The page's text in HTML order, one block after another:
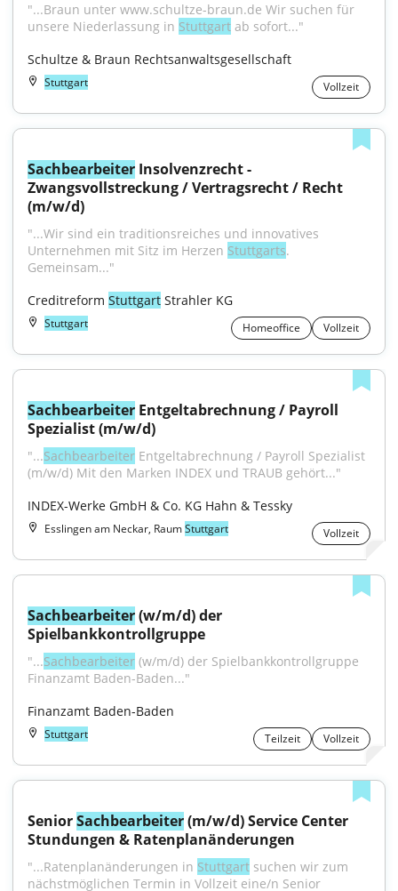
"...Braun unter www.schultze-braun.de Wir suchen für
unsere Niederlassung in Stuttgart ab sofort..."
Schultze & Braun Rechtsanwaltsgesellschaft
Stuttgart Vollzeit
Sachbearbeiter Insolvenzrecht -
Zwangsvollstreckung / Vertragsrecht / Recht
(m/w/d)
"...Wir sind ein traditionsreiches und innovatives
Unternehmen mit Sitz im Herzen Stuttgarts.
Gemeinsam..."
Creditreform Stuttgart Strahler KG
Stuttgart Homeoffice Vollzeit
Sachbearbeiter Entgeltabrechnung / Payroll
Spezialist (m/w/d)
"...Sachbearbeiter Entgeltabrechnung / Payroll Spezialist
(m/w/d) Mit den Marken INDEX und TRAUB gehört..."
INDEX-Werke GmbH & Co. KG Hahn & Tessky
Esslingen am Neckar, RaumStuttgart Vollzeit
Sachbearbeiter (w/m/d) der
Spielbankkontrollgruppe
"...Sachbearbeiter (w/m/d) der Spielbankkontrollgruppe
Finanzamt Baden-Baden..."
Finanzamt Baden-Baden
Stuttgart Teilzeit Vollzeit
Senior Sachbearbeiter (m/w/d) Service Center
Stundungen & Ratenplanänderungen
"...Ratenplanänderungen in Stuttgart suchen wir zum